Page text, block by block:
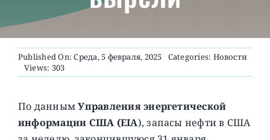
О ПРОЕКТЕ
Published On: Среда, 5 февраля, 2025 Categories: Новости
Views: 303
По даннымУправления энергетической
информации США (EIA), запасы нефти в США